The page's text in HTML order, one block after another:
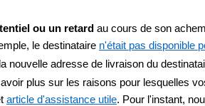
ou un retard au cours de son
le destinataire n'était pas disponible
nouvelle adresse de livraison du
plus sur les raisons pour lesquelles
article d'assistance utile. Pour l'instant,